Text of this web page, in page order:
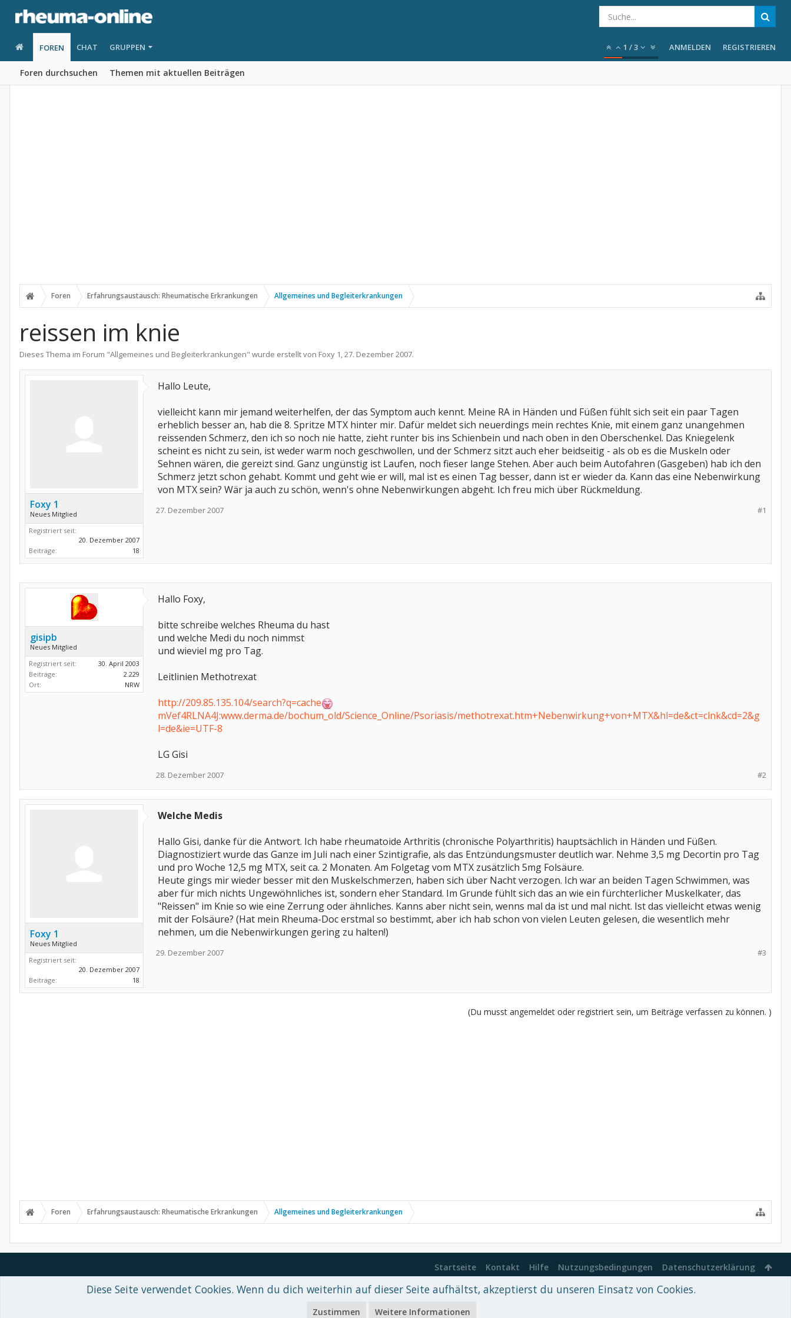
FOREN
Foren durchsuchen Themen mit aktuellen Beiträgen
CHAT GRUPPEN 1 /3 ANMELDEN REGISTRIEREN
Foren Erfahrungsaustausch: Rheumatische Erkrankungen Allgemeines und Begleiterkrankungen
reissen im knie
Dieses Thema im Forum "Allgemeines und Begleiterkrankungen" wurde erstellt von Foxy 1,27. Dezember 2007.
Foxy 1
Neues Mitglied
Registriert seit:
20. Dezember 2007
Beiträge:
18
Hallo Leute,
vielleicht kann mir jemand weiterhelfen, der das Symptom auch kennt. Meine RA in Händen und Füßen fühlt sich seit ein paar Tagen
erheblich besser an, hab die 8. Spritze MTX hinter mir. Dafür meldet sich neuerdings mein rechtes Knie, mit einem ganz unangehmen
reissenden Schmerz, den ich so noch nie hatte, zieht runter bis ins Schienbein und nach oben in den Oberschenkel. Das Kniegelenk
scheint es nicht zu sein, ist weder warm noch geschwollen, und der Schmerz sitzt auch eher beidseitig - als ob es die Muskeln oder
Sehnen wären, die gereizt sind. Ganz ungünstig ist Laufen, noch fieser lange Stehen. Aber auch beim Autofahren (Gasgeben) hab ich den
Schmerz jetzt schon gehabt. Kommt und geht wie er will, mal ist es einen Tag besser, dann ist er wieder da. Kann das eine Nebenwirkung
von MTX sein? Wär ja auch zu schön, wenn's ohne Nebenwirkungen abgeht. Ich freu mich über Rückmeldung.
#1
27. Dezember 2007
gisipb
Neues Mitglied
Registriert seit:
30. April 2003
Beiträge:
2.229
Ort:
NRW
Hallo Foxy,
bitte schreibe welches Rheuma du hast
und welche Medi du noch nimmst
und wieviel mg pro Tag.
Leitlinien Methotrexat
http://209.85.135.104/search?q=cache
mVef4RLNA4J:www.derma.de/bochum_old/Science_Online/Psoriasis/methotrexat.htm+Nebenwirkung+von+MTX&hl=de&ct=clnk&cd=2&g
l=de&ie=UTF-8
LG Gisi
#2
28. Dezember 2007
Foxy 1
Neues Mitglied
Registriert seit:
20. Dezember 2007
Beiträge:
18
Welche Medis
Hallo Gisi, danke für die Antwort. Ich habe rheumatoide Arthritis (chronische Polyarthritis) hauptsächlich in Händen und Füßen.
Diagnostiziert wurde das Ganze im Juli nach einer Szintigrafie, als das Entzündungsmuster deutlich war. Nehme 3,5 mg Decortin pro Tag
und pro Woche 12,5 mg MTX, seit ca. 2 Monaten. Am Folgetag vom MTX zusätzlich 5mg Folsäure.
Heute gings mir wieder besser mit den Muskelschmerzen, haben sich über Nacht verzogen. Ich war an beiden Tagen Schwimmen, was
aber für mich nichts Ungewöhnliches ist, sondern eher Standard. Im Grunde fühlt sich das an wie ein fürchterlicher Muskelkater, das
"Reissen" im Knie so wie eine Zerrung oder ähnliches. Kanns aber nicht sein, wenns mal da ist und mal nicht. Ist das vielleicht etwas wenig
mit der Folsäure? (Hat mein Rheuma-Doc erstmal so bestimmt, aber ich hab schon von vielen Leuten gelesen, die wesentlich mehr
nehmen, um die Nebenwirkungen gering zu halten!)
#3
29. Dezember 2007
(Du musst angemeldet oder registriert sein, um Beiträge verfassen zu können. )
Foren Erfahrungsaustausch: Rheumatische Erkrankungen Allgemeines und Begleiterkrankungen
Startseite Kontakt Hilfe Nutzungsbedingungen Datenschutzerklärung
Forum software by XenForo™© 2010-2018 XenForo Ltd.-Deutsch von xenDach©2010-2017
Diese Seite verwendet Cookies. Wenn du dich weiterhin auf dieser Seite aufhältst, akzeptierst du unseren Einsatz von Cookies.
Zustimmen Weitere Informationen